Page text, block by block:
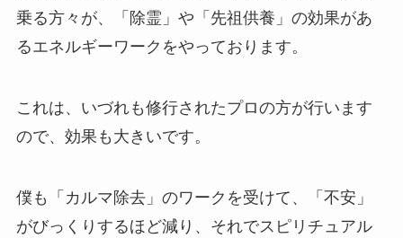
乗る方々が、「除霊」や「先祖供養」の効果があ
るエネルギーワークをやっております。
これは、いづれも修行されたプロの方が行います
ので、効果も大きいです。
僕も「カルマ除去」のワークを受けて、「不安」
がびっくりするほど減り、それでスピリチュアル